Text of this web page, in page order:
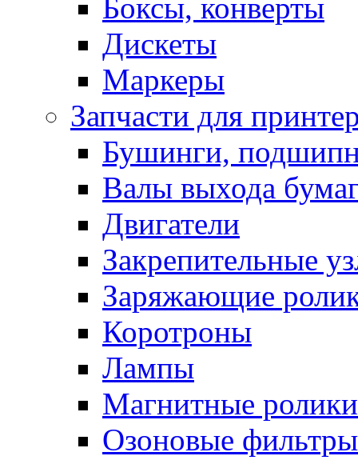
Боксы, конверты
Дискеты
Маркеры
Запчасти для
Бушинги,
Валы выхода
Двигатели
Закрепительные
Заряжающие
Коротроны
Лампы
Магнитные ролики
Озоновые фильтры